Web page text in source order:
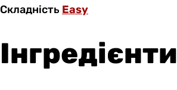
Складність Easy
Інгредієнти